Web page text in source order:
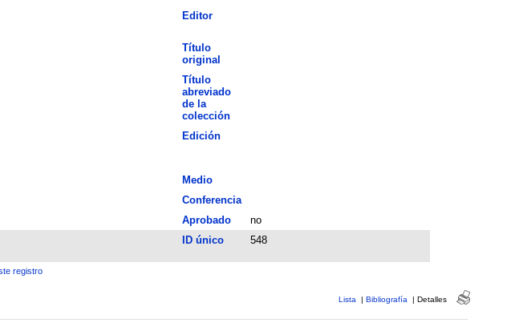
Editor
Título
original
Título
abreviado
de la
colección
Edición
Medio
Conferencia
Aprobado
no
ID único 548
registro
Lista | Bibliografía | Detalles